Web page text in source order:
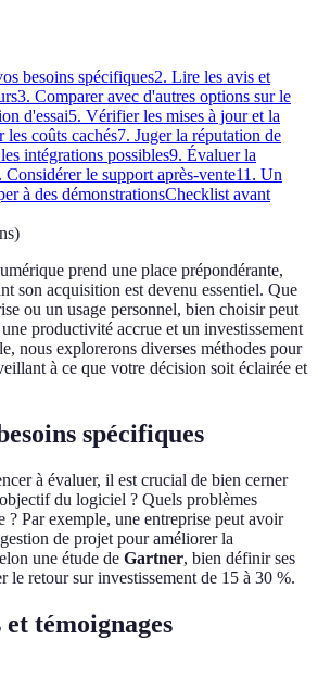
besoins spécifiques2. Lire les avis et
3. Comparer avec d'autres options sur le
d'essai5. Vérifier les mises à jour et la
les coûts cachés7. Juger la réputation de
intégrations possibles9. Évaluer la
Considérer le support après-vente11. Un
à des démonstrationsChecklist avant
)
prend une place prépondérante,
son acquisition est devenu essentiel. Que
ou un usage personnel, bien choisir peut
productivité accrue et un investissement
nous explorerons diverses méthodes pour
à ce que votre décision soit éclairée et
spécifiques
à évaluer, il est crucial de bien cerner
du logiciel ? Quels problèmes
? Par exemple, une entreprise peut avoir
de projet pour améliorer la
une étude de Gartner, bien définir ses
le retour sur investissement de 15 à 30 %.
témoignages